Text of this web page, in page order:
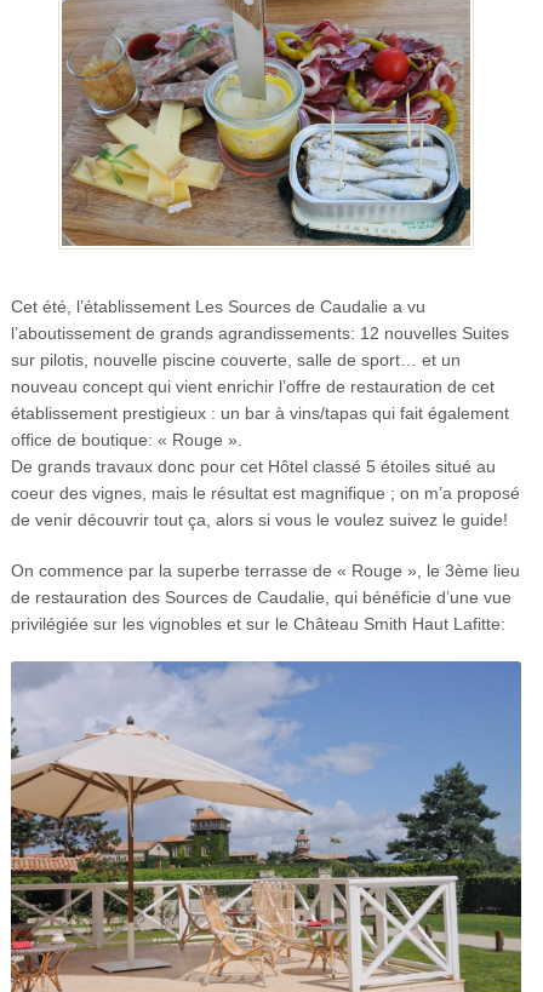
Cet été, l’établissement Les Sources de Caudalie a vu
l’aboutissement de grands agrandissements: 12 nouvelles Suites
sur pilotis, nouvelle piscine couverte, salle de sport… et un
nouveau concept qui vient enrichir l’offre de restauration de cet
établissement prestigieux : un bar à vins/tapas qui fait également
office de boutique: « Rouge ».
De grands travaux donc pour cet Hôtel classé 5 étoiles situé au
coeur des vignes, mais le résultat est magnifique ; on m’a proposé
de venir découvrir tout ça, alors si vous le voulez suivez le guide!
On commence par la superbe terrasse de « Rouge », le 3ème lieu
de restauration des Sources de Caudalie, qui bénéficie d’une vue
privilégiée sur les vignobles et sur le Château Smith Haut Lafitte: